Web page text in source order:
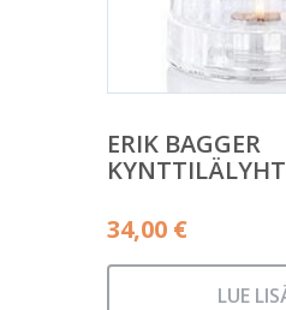
ERIK BAGGER
34,00 €
LUE